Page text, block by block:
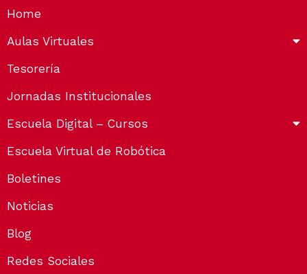
Home
Aulas Virtuales
Tesorería
Jornadas Institucionales
Escuela Digital – Cursos
Escuela Virtual de Robótica
Boletines
Noticias
Blog
Redes Sociales